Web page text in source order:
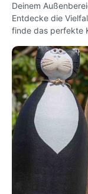
Deinem
Entdecke die
finde das perfekte